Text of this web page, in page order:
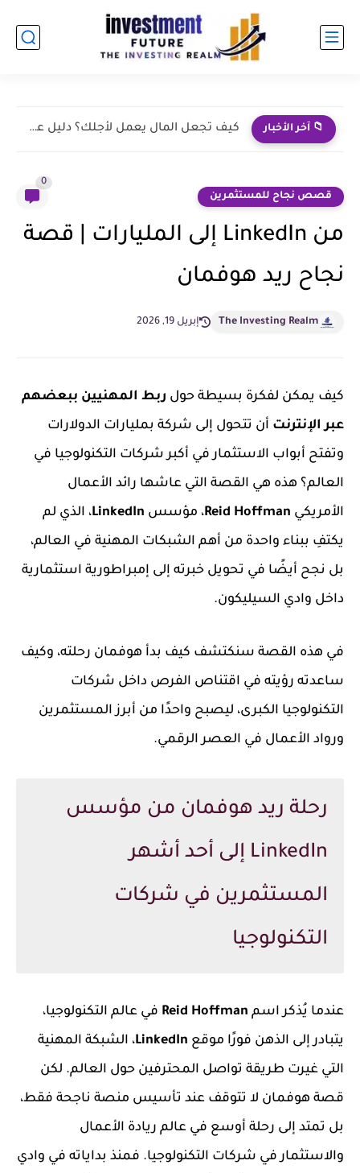
📁 آخر الأخبار ما هو العائد الإسمي والعائد الحقيقي للسند؟ الفرق بينهما
قصص نجاح للمستثمرين
0
من LinkedIn إلى المليارات | قصة
نجاح ريد هوفمان
The Investing Realm إبريل 19, 2026
كيف يمكن لفكرة بسيطة حول ربط المهنيين ببعضهم
عبر الإنترنت أن تتحول إلى شركة بمليارات الدولارات
وتفتح أبواب الاستثمار في أكبر شركات التكنولوجيا في
العالم؟ هذه هي القصة التي عاشها رائد الأعمال
الأمريكي Reid Hoffman، مؤسس LinkedIn، الذي لم
يكتفِ ببناء واحدة من أهم الشبكات المهنية في العالم،
بل نجح أيضًا في تحويل خبرته إلى إمبراطورية استثمارية
داخل وادي السيليكون.
في هذه القصة سنكتشف كيف بدأ هوفمان رحلته، وكيف
ساعدته رؤيته في اقتناص الفرص داخل شركات
التكنولوجيا الكبرى، ليصبح واحدًا من أبرز المستثمرين
ورواد الأعمال في العصر الرقمي.
رحلة ريد هوفمان من مؤسس
LinkedIn إلى أحد أشهر
المستثمرين في شركات
التكنولوجيا
عندما يُذكر اسم Reid Hoffman في عالم التكنولوجيا،
يتبادر إلى الذهن فورًا موقع LinkedIn، الشبكة المهنية
التي غيرت طريقة تواصل المحترفين حول العالم. لكن
قصة هوفمان لا تتوقف عند تأسيس منصة ناجحة فقط،
بل تمتد إلى رحلة أوسع في عالم ريادة الأعمال
والاستثمار في شركات التكنولوجيا. فمنذ بداياته في وادي